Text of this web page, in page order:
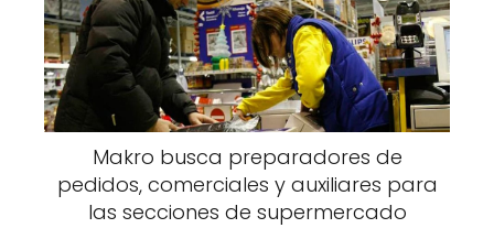
Makro busca preparadores de
pedidos, comerciales y auxiliares para
las secciones de supermercado